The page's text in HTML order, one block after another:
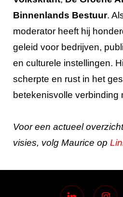
Binnenlands Bestuur.
moderator heeft hij
geleid voor bedrijven,
en culturele instellingen.
scherpte en rust in het
betekenisvolle verbinding
Voor een actueel
visies, volg Maurice op
linkedin instagram